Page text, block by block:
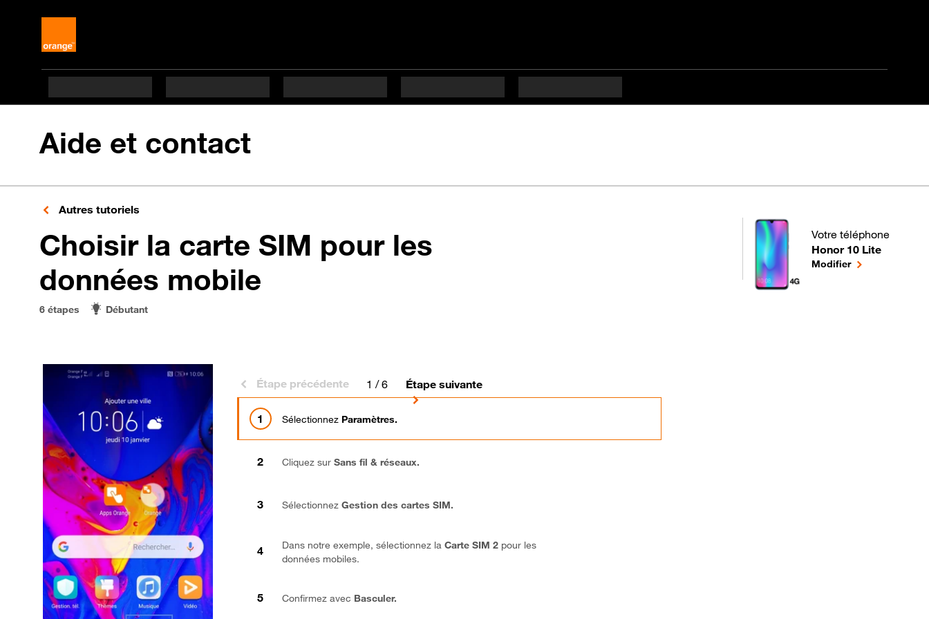
Aide et contact
Autres tutoriels
Choisir la carte SIM pour les
données mobile
6 étapes Débutant
Votre téléphone
Honor 10 Lite
pour votre Honor 10 Lite
Modifierle téléphone
Étape précédente 1 / 6 Étape suivante
Sélectionnez Paramètres.
Cliquez sur Sans fil & réseaux.
Sélectionnez Gestion des cartes SIM.
Dans notre exemple, sélectionnez la Carte SIM 2pour les
données mobiles.
Confirmez avec Basculer.